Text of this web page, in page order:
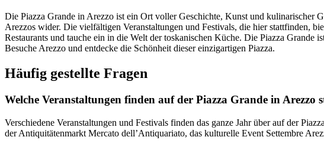
Die Piazza Grande in Arezzo ist ein Ort voller Geschichte, Kunst und kulinarischer
Arezzos wider. Die vielfältigen Veranstaltungen und Festivals, die hier stattfinden,
Restaurants und tauche ein in die Welt der toskanischen Küche. Die Piazza Grande
Besuche Arezzo und entdecke die Schönheit dieser einzigartigen Piazza.
Häufig gestellte Fragen
Welche Veranstaltungen finden auf der Piazza Grande in Arezzo
Verschiedene Veranstaltungen und Festivals finden das ganze Jahr über auf der
der Antiquitätenmarkt Mercato dell’Antiquariato, das kulturelle Event Settembre